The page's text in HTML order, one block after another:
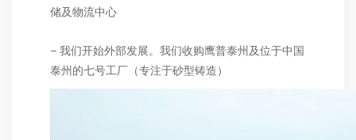
储及物流中心
– 我们开始外部发展。我们收购鹰普泰州及位于中国
泰州的七号工厂（专注于砂型铸造）